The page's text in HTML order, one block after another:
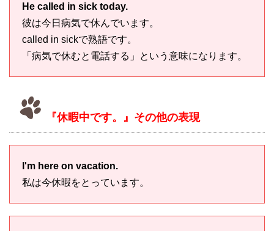
He called in sick today.
彼は今日病気で休んでいます。
called in sickで熟語です。
「病気で休むと電話する」という意味になります。
『休暇中です。』その他の表現
I'm here on vacation.
私は今休暇をとっています。